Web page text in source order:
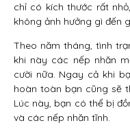
chỉ có kích thước rất
không ảnh hưởng gì đến
Theo năm tháng, tình
khi này các nếp nhăn
cười nữa. Ngay cả khi
hoàn toàn bạn cũng sẽ
Lúc này, bạn có thể bị
và các nếp nhăn tĩnh.